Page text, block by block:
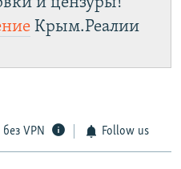
Крым.Реалии
VPN Follow us